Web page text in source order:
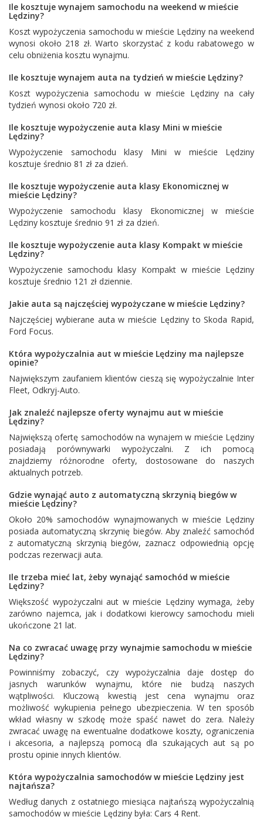
Ile kosztuje wynajem samochodu na weekend w mieście
Lędziny?
Koszt wypożyczenia samochodu w mieście Lędziny na weekend
wynosi około 218 zł. Warto skorzystać z kodu rabatowego w
celu obniżenia kosztu wynajmu.
Ile kosztuje wynajem auta na tydzień w mieście Lędziny?
Koszt wypożyczenia samochodu w mieście Lędziny na cały
tydzień wynosi około 720 zł.
Ile kosztuje wypożyczenie auta klasy Mini w mieście
Lędziny?
Wypożyczenie samochodu klasy Mini w mieście Lędziny
kosztuje średnio 81 zł za dzień.
Ile kosztuje wypożyczenie auta klasy Ekonomicznej w
mieście Lędziny?
Wypożyczenie samochodu klasy Ekonomicznej w mieście
Lędziny kosztuje średnio 91 zł za dzień.
Ile kosztuje wypożyczenie auta klasy Kompakt w mieście
Lędziny?
Wypożyczenie samochodu klasy Kompakt w mieście Lędziny
kosztuje średnio 121 zł dziennie.
Jakie auta są najczęściej wypożyczane w mieście Lędziny?
Najczęściej wybierane auta w mieście Lędziny toSkoda Rapid,
Ford Focus.
Która wypożyczalnia aut w mieście Lędziny ma najlepsze
opinie?
Największym zaufaniem klientów cieszą się wypożyczalnie Inter
Fleet, Odkryj-Auto.
Jak znaleźć najlepsze oferty wynajmu aut w mieście
Lędziny?
Największą ofertę samochodów na wynajem w mieście Lędziny
posiadają porównywarki wypożyczalni. Z ich pomocą
znajdziemy różnorodne oferty, dostosowane do naszych
aktualnych potrzeb.
Gdzie wynająć auto z automatyczną skrzynią biegów w
mieście Lędziny?
Około 20% samochodów wynajmowanych w mieście Lędziny
posiada automatyczną skrzynię biegów. Aby znaleźć samochód
z automatyczną skrzynią biegów, zaznacz odpowiednią opcję
podczas rezerwacji auta.
Ile trzeba mieć lat, żeby wynająć samochód w mieście
Lędziny?
Większość wypożyczalni aut w mieście Lędziny wymaga, żeby
zarówno najemca, jak i dodatkowi kierowcy samochodu mieli
ukończone 21 lat.
Na co zwracać uwagę przy wynajmie samochodu w mieście
Lędziny?
Powinniśmy zobaczyć, czy wypożyczalnia daje dostęp do
jasnych warunków wynajmu, które nie budzą naszych
wątpliwości. Kluczową kwestią jest cena wynajmu oraz
możliwość wykupienia pełnego ubezpieczenia. W ten sposób
wkład własny w szkodę może spaść nawet do zera. Należy
zwracać uwagę na ewentualne dodatkowe koszty, ograniczenia
i akcesoria, a najlepszą pomocą dla szukających aut są po
prostu opinie innych klientów.
Która wypożyczalnia samochodów w mieście Lędziny jest
najtańsza?
Według danych z ostatniego miesiąca najtańszą wypożyczalnią
samochodów w mieście Lędziny była: Cars 4 Rent.